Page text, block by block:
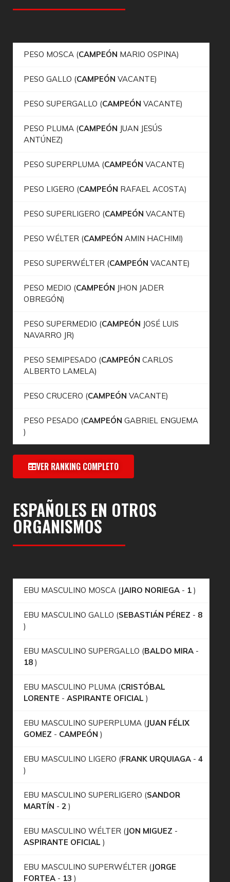
PESO MOSCA (CAMPEÓN MARIO OSPINA)
PESO GALLO (CAMPEÓN VACANTE)
PESO SUPERGALLO (CAMPEÓN VACANTE)
PESO PLUMA (CAMPEÓN JUAN JESÚS
ANTÚNEZ)
PESO SUPERPLUMA (CAMPEÓN VACANTE)
PESO LIGERO (CAMPEÓN RAFAEL ACOSTA)
PESO SUPERLIGERO (CAMPEÓN VACANTE)
PESO WÉLTER (CAMPEÓN AMIN HACHIMI)
PESO SUPERWÉLTER (CAMPEÓN VACANTE)
PESO MEDIO (CAMPEÓN JHON JADER
OBREGÓN)
PESO SUPERMEDIO (CAMPEÓN JOSÉ LUIS
NAVARRO JR)
PESO SEMIPESADO (CAMPEÓN CARLOS
ALBERTO LAMELA)
PESO CRUCERO (CAMPEÓN VACANTE)
PESO PESADO (CAMPEÓN GABRIEL ENGUEMA
)
VER RANKING COMPLETO
ESPAÑOLES EN OTROS
ORGANISMOS
EBU MASCULINO MOSCA (JAIRO NORIEGA - 1 )
EBU MASCULINO GALLO (SEBASTIÁN PÉREZ - 8
)
EBU MASCULINO SUPERGALLO (BALDO MIRA -
18 )
EBU MASCULINO PLUMA (CRISTÓBAL
LORENTE - ASPIRANTE OFICIAL )
EBU MASCULINO SUPERPLUMA (JUAN FÉLIX
GOMEZ - CAMPEÓN )
EBU MASCULINO LIGERO (FRANK URQUIAGA - 4
)
EBU MASCULINO SUPERLIGERO (SANDOR
MARTÍN - 2 )
EBU MASCULINO WÉLTER (JON MIGUEZ -
ASPIRANTE OFICIAL )
EBU MASCULINO SUPERWÉLTER (JORGE
FORTEA - 13 )